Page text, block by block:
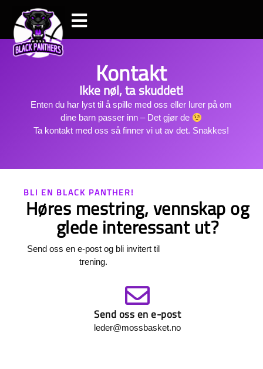
Kontakt
Ikke nøl, ta skuddet!
Enten du har lyst til å spille med oss eller lurer på om
dine barn passer inn – Det gjør de
Ta kontakt med oss så finner vi ut av det. Snakkes!
BLI EN BLACK PANTHER!
Høres mestring, vennskap og
glede interessant ut?
Send oss en e-post og bli invitert til
trening.
Send oss en e-post
leder@mossbasket.no